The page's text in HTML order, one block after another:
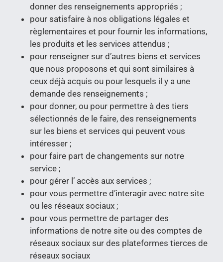
donner des renseignements appropriés ;
pour satisfaire à nos obligations légales et
règlementaires et pour fournir les informations,
les produits et les services attendus ;
pour renseigner sur d’autres biens et services
que nous proposons et qui sont similaires à
ceux déjà acquis ou pour lesquels il y a une
demande des renseignements ;
pour donner, ou pour permettre à des tiers
sélectionnés de le faire, des renseignements
sur les biens et services qui peuvent vous
intéresser ;
pour faire part de changements sur notre
service ;
pour gérer l’ accès aux services ;
pour vous permettre d’interagir avec notre site
ou les réseaux sociaux ;
pour vous permettre de partager des
informations de notre site ou des comptes de
réseaux sociaux sur des plateformes tierces de
réseaux sociaux